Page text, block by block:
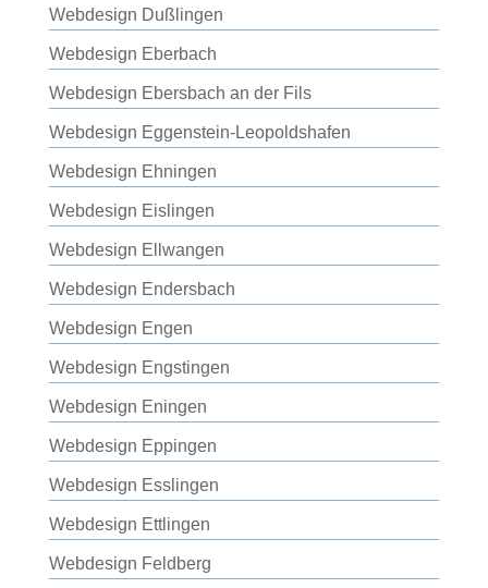
Webdesign Dußlingen
Webdesign Eberbach
Webdesign Ebersbach an der Fils
Webdesign Eggenstein-Leopoldshafen
Webdesign Ehningen
Webdesign Eislingen
Webdesign Ellwangen
Webdesign Endersbach
Webdesign Engen
Webdesign Engstingen
Webdesign Eningen
Webdesign Eppingen
Webdesign Esslingen
Webdesign Ettlingen
Webdesign Feldberg